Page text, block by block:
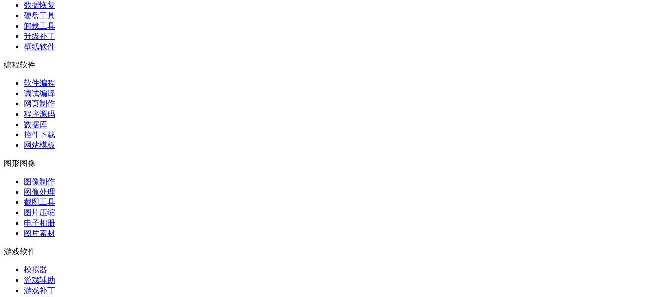
数据恢复
硬盘工具
卸载工具
升级补丁
壁纸软件
编程软件
软件编程
调试编译
网页制作
程序源码
数据库
控件下载
网站模板
图形图像
图像制作
图像处理
截图工具
图片压缩
电子相册
图片素材
游戏软件
模拟器
游戏辅助
游戏补丁